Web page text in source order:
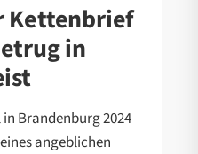
Kettenbrief
in
Brandenburg 2024
angeblichen